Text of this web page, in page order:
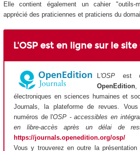
Elle contient également un cahier "outils-
apprécié des praticiennes et praticiens du
L'OSP est en ligne sur le
L'OSP est
OpenEdition,
électroniques en sciences humaines et
Journals, la plateforme de revues.
numéros de l'OSP - accessibles en
en libre-accès après un délai de
https://journals.openedition.org/osp/
Vous y trouverez en outre la